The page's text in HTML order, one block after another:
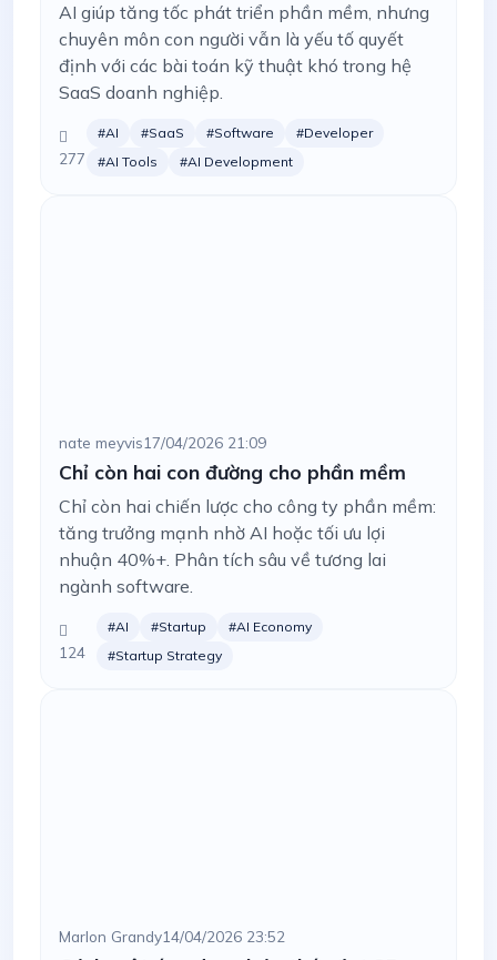
AI giúp tăng tốc phát triển phần mềm, nhưng
chuyên môn con người vẫn là yếu tố quyết
định với các bài toán kỹ thuật khó trong hệ
SaaS doanh nghiệp.
277
#AI #SaaS #Software
#Developer
#AI Tools
#AI Development
nate meyvis17/04/2026 21:09
Chỉ còn hai con đường cho phần mềm
Chỉ còn hai chiến lược cho công ty phần mềm:
tăng trưởng mạnh nhờ AI hoặc tối ưu lợi
nhuận 40%+. Phân tích sâu về tương lai
ngành software.
124
#AI #Startup
#AI Economy
#Startup Strategy
Marlon Grandy14/04/2026 23:52